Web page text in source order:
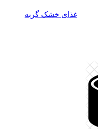
غذای خشک گربه